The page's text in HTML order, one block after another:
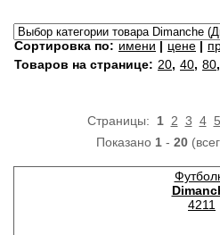
Сортировка по: имени | цене |
Товаров на странице: 20, 40, 80,
Страницы: 1 2 3 4 5
Показано 1- 20
4211